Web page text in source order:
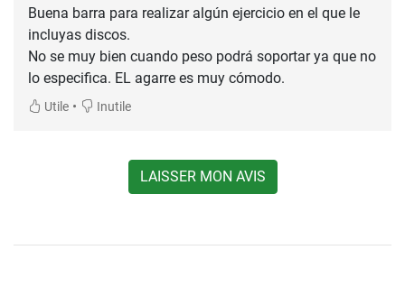
Buena barra para realizar algún ejercicio en el que le
incluyas discos.
No se muy bien cuando peso podrá soportar ya que no
lo especifica. EL agarre es muy cómodo.
Utile • Inutile
LAISSER MON AVIS